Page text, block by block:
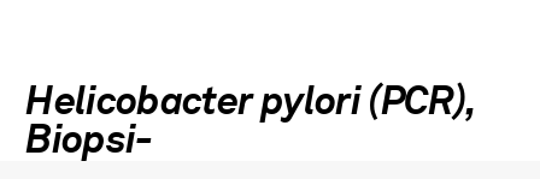
Helicobacter pylori (PCR),
Biopsi-